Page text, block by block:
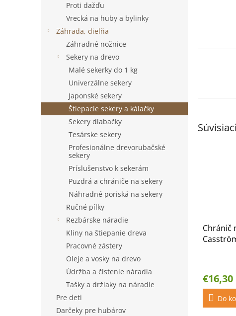
Proti dažďu
Vrecká na huby a bylinky
Záhrada, dielňa
Záhradné nožnice
Sekery na drevo
Malé sekerky do 1 kg
Univerzálne sekery
Japonské sekery
Štiepacie sekery a kálačky
Sekery dlabačky
Tesárske sekery
Profesionálne drevorubačské
sekery
Príslušenstvo k sekerám
Puzdrá a chrániče na sekery
Náhradné poriská na sekery
Ručné pílky
Rezbárske náradie
Kliny na štiepanie dreva
Pracovné zástery
Oleje a vosky na drevo
Údržba a čistenie náradia
Tašky a držiaky na náradie
Pre deti
Darčeky pre hubárov
Chránič
€16,30
Do